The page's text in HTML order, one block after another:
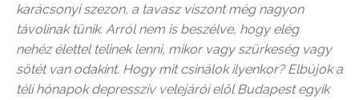
karácsonyi szezon, a tavasz viszont még nagyon
távolinak tűnik. Arról nem is beszélve, hogy elég
nehéz élettel telinek lenni, mikor vagy szürkeség vagy
sötét van odakint. Hogy mit csinálok ilyenkor? Elbújok a
téli hónapok depresszív velejárói elől Budapest egyik